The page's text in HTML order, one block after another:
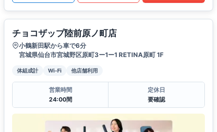
チョコザップ陸前原ノ町店
小鶴新田駅から車で6分
宮城県仙台市宮城野区原町3ー1ー1 RETINA原町 1F
体組成計 Wi-Fi 他店舗利用
営業時間
24:00間
定休日
要確認